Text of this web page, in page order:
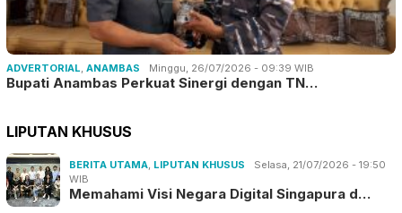
ADVERTORIAL, ANAMBAS Minggu, 26/07/2026 - 09:39 WIB
Bupati Anambas Perkuat Sinergi dengan TN…
LIPUTAN KHUSUS
BERITA UTAMA, LIPUTAN KHUSUS
Selasa, 21/07/2026 - 19:50
WIB
Memahami Visi Negara Digital Singapura d…